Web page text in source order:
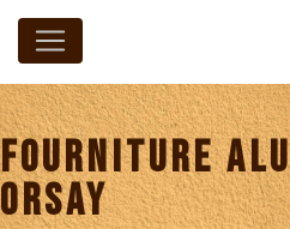
fourniture
Orsay
Panneau de gestion des cookies